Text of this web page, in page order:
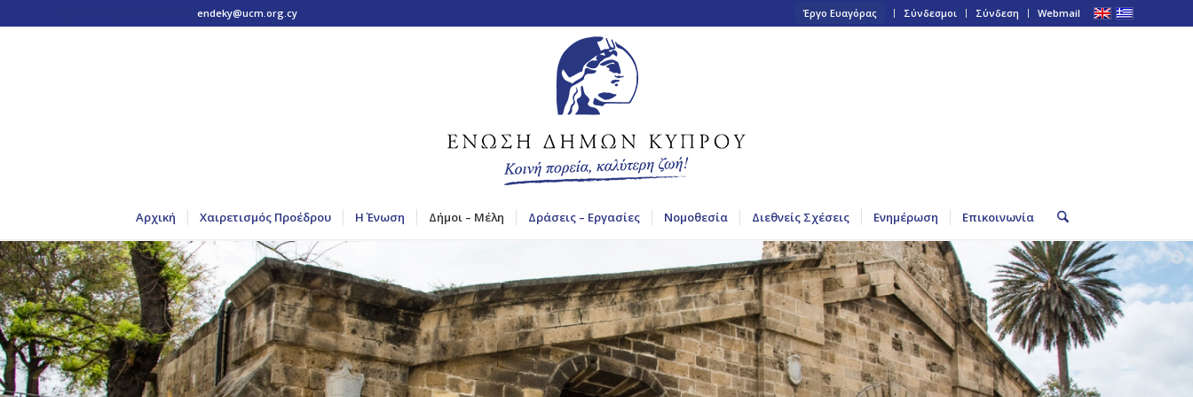
Έργο Ευαγόρας Σύνδεσμοι Σύνδεση Webmail
endeky@ucm.org.cy
Αρχική Χαιρετισμός Προέδρου Η Ένωση Δήμοι – Μέλη Δράσεις – Εργασίες Νομοθεσία Διεθνείς Σχέσεις Ενημέρωση Επικοινωνία